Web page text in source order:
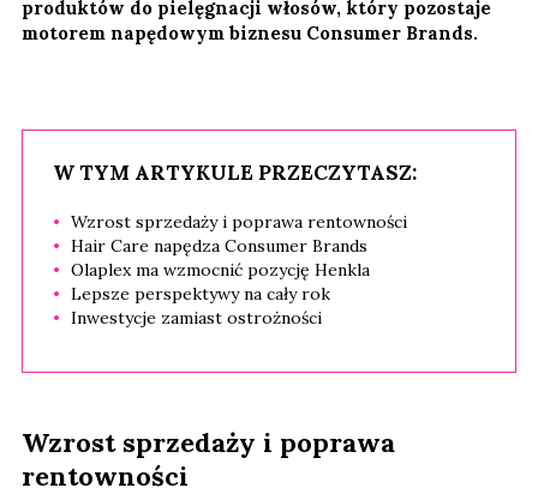
produktów do pielęgnacji włosów, który pozostaje
motorem napędowym biznesu Consumer Brands.
W TYM ARTYKULE PRZECZYTASZ:
Wzrost sprzedaży i poprawa rentowności
Hair Care napędza Consumer Brands
Olaplex ma wzmocnić pozycję Henkla
Lepsze perspektywy na cały rok
Inwestycje zamiast ostrożności
Wzrost sprzedaży i poprawa
rentowności